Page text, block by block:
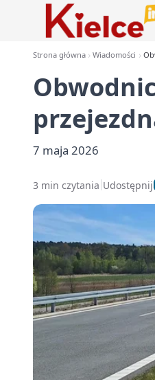
Strona główna Wiadomości
7 maja 2026
3 min czytania Udostępnij